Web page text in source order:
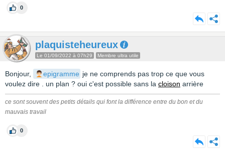
0
plaquisteheureux
Le 01/09/2022 à 07h29 Membre ultra utile
Bonjour, epigramme je ne comprends pas trop ce que vous
voulez dire . un plan ? oui c'est possible sans la cloison arrière
ce sont souvent des petits détails qui font la différence entre du bon et du
mauvais travail
0